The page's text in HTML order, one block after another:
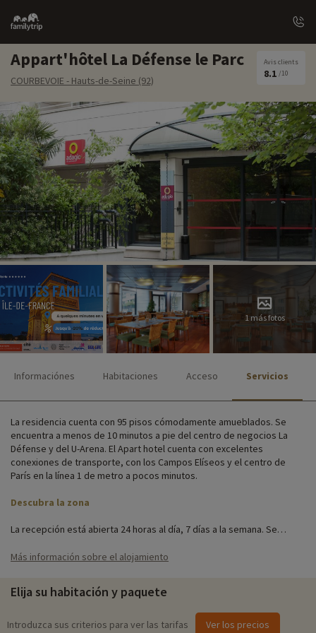
Family
trip
Appart'hôtel La Défense le Parc
COURBEVOIE - Hauts-de-Seine (92)
Avis clients
8.1 /10
1 más fotos
Informaciónes Habitaciones Acceso Servicios
La residencia cuenta con 95 pisos cómodamente amueblados. Se
encuentra a menos de 10 minutos a pie del centro de negocios La
Défense y del U-Arena. El Apart hotel cuenta con excelentes
conexiones de transporte, con los Campos Elíseos y el centro de
París en la línea 1 de metro a pocos minutos.
Descubra la zona
La recepción está abierta 24 horas al día, 7 días a la semana. Se
habitaciones para 4 personas, amueblados con cocinas totalmente
El establecimiento es ideal tanto para viajes de negocios como para
fines de semana en familia, con Wi-Fi gratuito disponible en la
recepción y en los alojamientos.
Más información sobre el alojamiento
Elija su habitación y paquete
Introduzca sus criterios para ver las tarifas Ver los precios